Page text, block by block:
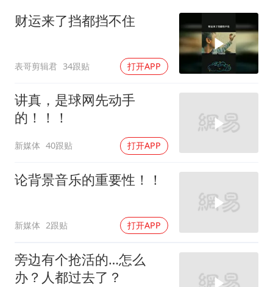
酒店回应车内过夜被收150元
黄金牛市回来了吗
酒店花洒现排泄物住客索赔遭拒
杭州全市有序停课
乐享全民健身 共筑健康中国
财运来了挡都挡不住
表哥剪辑君 34跟贴 打开APP
讲真，是球网先动手
的！！！
新媒体 40跟贴 打开APP
论背景音乐的重要性！！
新媒体 2跟贴 打开APP
旁边有个抢活的…怎么
办？人都过去了？